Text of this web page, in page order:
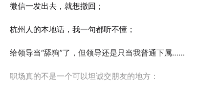
微信一发出去，就想撤回；
杭州人的本地话，我一句都听不懂；
给领导当“舔狗”了，但领导还是只当我普通下属……
职场真的不是一个可以坦诚交朋友的地方：